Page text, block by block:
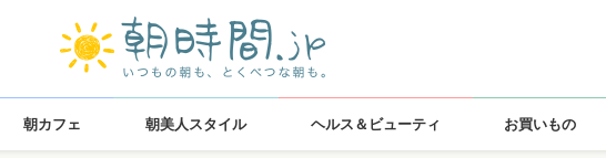
朝カフェ 朝美人スタイル ヘルス＆ビューティ お買いもの